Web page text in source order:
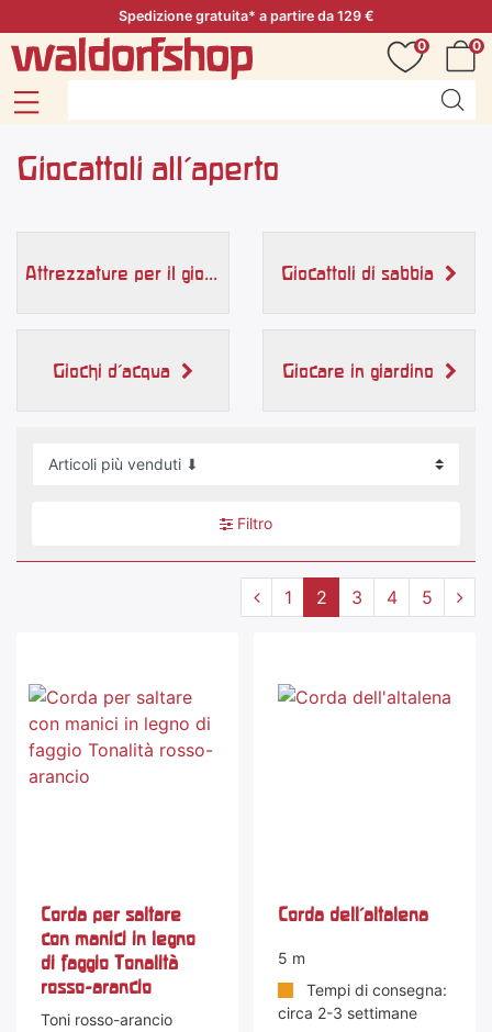
Spedizione gratuita* a partire da 129 €
0
0
Giocattoli all'aperto
Attrezzature per il gioco all'aperto Giocattoli di sabbia
Giochi d'acqua Giocare in giardino
Filtro
1 2 3 4 5
Corda per saltare
con manici in legno
di faggio Tonalità
rosso-arancio
Toni rosso-arancio
Corda dell'altalena
5 m
Tempi di consegna:
circa 2-3 settimane